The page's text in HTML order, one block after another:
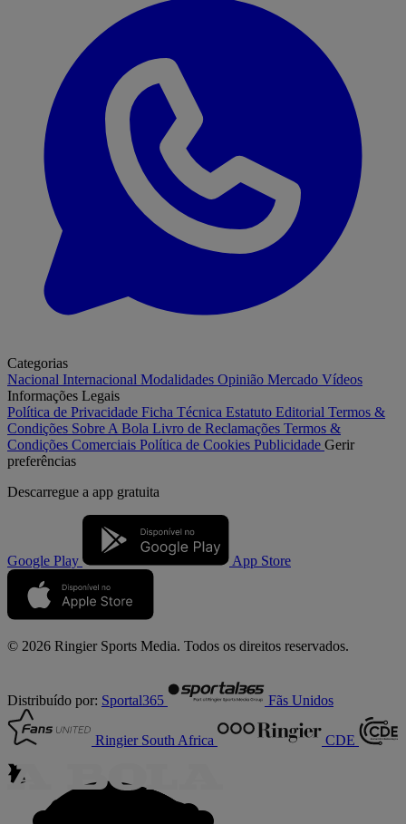
Categorias
Nacional Internacional Modalidades Opinião Mercado Vídeos
Informações Legais
Política de Privacidade Ficha Técnica Estatuto Editorial Termos &
Condições Sobre A Bola Livro de Reclamações Termos &
Condições Comerciais Política de Cookies Publicidade Gerir
preferências
Descarregue a app gratuita
Google Play App Store
© 2026 Ringier Sports Media. Todos os direitos reservados.
Distribuído por: Sportal365 Fãs Unidos
Ringier South Africa CDE